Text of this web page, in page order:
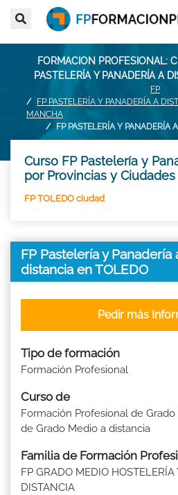
FORMACION PROFESIONAL:
PASTELERÍA Y PANADERÍA A
FP
FP PASTELERÍA Y PANADERÍA A
MANCHA
FP PASTELERÍA Y PANADERÍA
Curso FP Pastelería y
por Provincias y Ciudades
FP TOLEDO ciudad
FP Pastelería y Panadería
distancia en TOLEDO
Tipo de formación
Formación Profesional
Curso de
Formación Profesional de
de Grado Medio a distancia
Familia de Formación
FP GRADO MEDIO HOSTELERÍA
DISTANCIA
Pedir más